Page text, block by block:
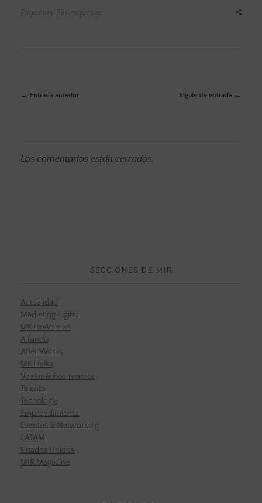
Etiquetas: Sin etiquetas
Entrada anterior Siguiente entrada
Los comentarios están cerrados.
SECCIONES DE MIR
Actualidad
Marketing digital
MKT&Women
A fondo
After Works
MKTTalks
Ventas & Ecommerce
Talento
Tecnología
Emprendimiento
Eventos & Networking
LATAM
Estados Unidos
MIR Magazine